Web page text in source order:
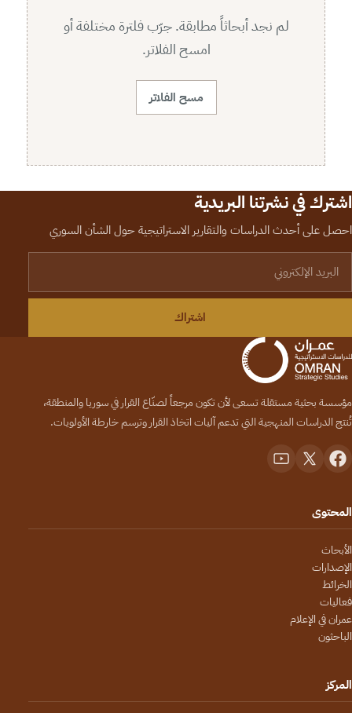
لم نجد أبحاثاً مطابقة. جرّب فلترة مختلفة أو
امسح الفلاتر.
مسح الفلاتر
اشترك في نشرتنا البريدية
احصل على أحدث الدراسات والتقارير الاستراتيجية حول الشأن السوري
اشتراك
مؤسسة بحثية مستقلة تسعى لأن تكون مرجعاً لصنّاع القرار في سوريا والمنطقة،
تُنتج الدراسات المنهجية التي تدعم آليات اتخاذ القرار وترسم خارطة الأولويات.
المحتوى
الأبحاث
الإصدارات
الخرائط
فعاليات
عمران في الإعلام
الباحثون
المركز